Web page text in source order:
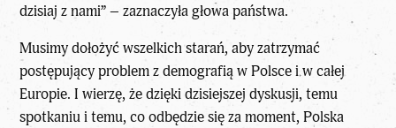
dzisiaj z nami” – zaznaczyła głowa państwa.
Musimy dołożyć wszelkich starań, aby zatrzymać
postępujący problem z demografią w Polsce i w całej
Europie. I wierzę, że dzięki dzisiejszej dyskusji, temu
spotkaniu i temu, co odbędzie się za moment, Polska